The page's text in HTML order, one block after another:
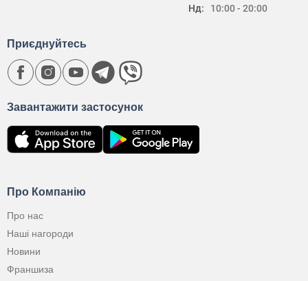
Нд:
10:00 - 20:00
Про Компанію
Про нас
Наші нагороди
Новини
Франшиза
Завантажити застосунок
Приєднуйтесь